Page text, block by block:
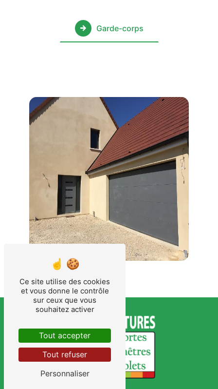
Garde-corps
Ce site utilise des cookies
et vous donne le contrôle
sur ceux que vous
souhaitez activer
Tout accepter
Tout refuser
Personnaliser